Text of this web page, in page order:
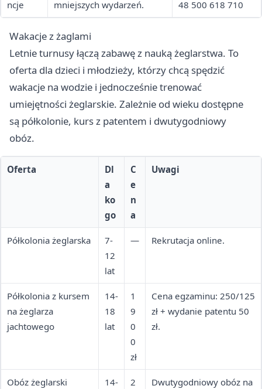
ncje mniejszych wydarzeń. 48 500 618 710
Wakacje z żaglami
Letnie turnusy łączą zabawę z nauką żeglarstwa. To
oferta dla dzieci i młodzieży, którzy chcą spędzić
wakacje na wodzie i jednocześnie trenować
umiejętności żeglarskie. Zależnie od wieku dostępne
są półkolonie, kurs z patentem i dwutygodniowy
obóz.
Oferta
Dl
a
ko
go
C
e
n
a
Uwagi
Półkolonia żeglarska
7-
12
lat
— Rekrutacja online.
Półkolonia z kursem
na żeglarza
jachtowego
14-
18
lat
1
9
0
0
zł
Cena egzaminu: 250/125
zł + wydanie patentu 50
zł.
Obóz żeglarski
14-
2
Dwutygodniowy obóz na